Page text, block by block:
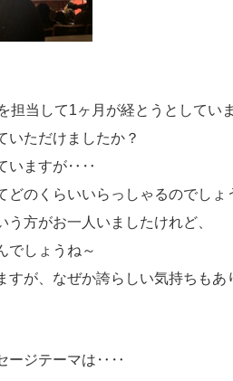
担当して1ヶ月が経とうとしていま
いただけましたか？
いますが‥‥
どのくらいいらっしゃるのでしょ
う方がお一人いましたけれど、
でしょうね～
が、なぜか誇らしい気持ちもあ
ージテーマは‥‥